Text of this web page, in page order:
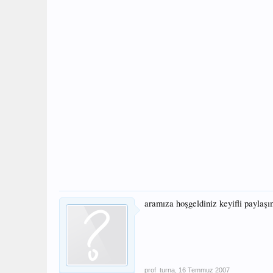
aramıza hoşgeldiniz keyifli
prof_turna 16 Temmuz 2007